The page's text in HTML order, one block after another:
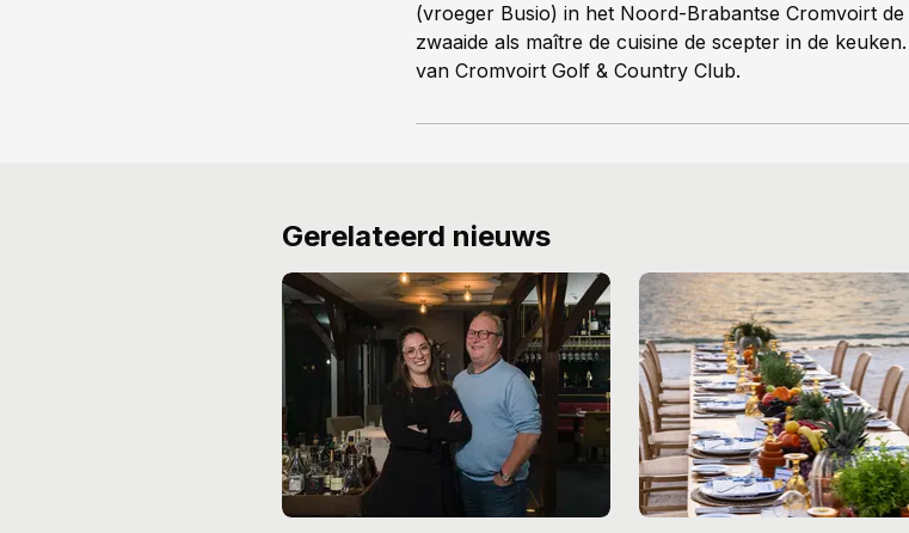
(vroeger Busio) in het Noord-Brabantse Cromvoirt
zwaaide als maître de cuisine de scepter in de
van Cromvoirt Golf & Country Club.
Gerelateerd nieuws